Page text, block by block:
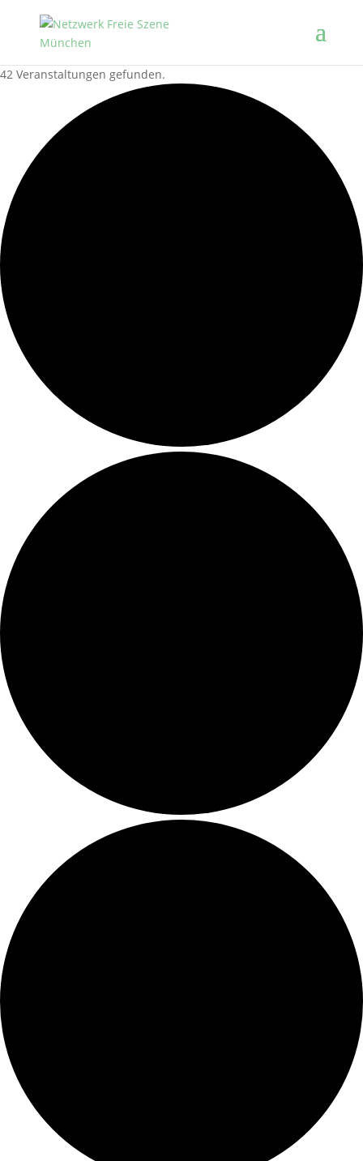
42 Veranstaltungen gefunden.